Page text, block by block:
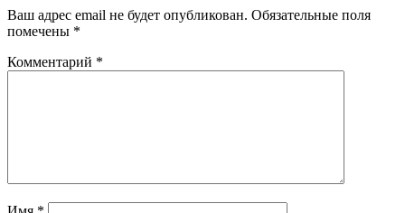
Ваш адрес email не будет опубликован. Обязательные поля
помечены *
Комментарий *